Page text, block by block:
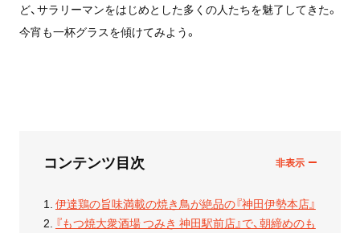
ど、サラリーマンをはじめとした多くの人たちを魅了してきた。
今宵も一杯グラスを傾けてみよう。
コンテンツ目次
伊達鶏の旨味満載の焼き鳥が絶品の『神田伊勢本店』
『もつ焼大衆酒場 つみき 神田駅前店』で、朝締めのも